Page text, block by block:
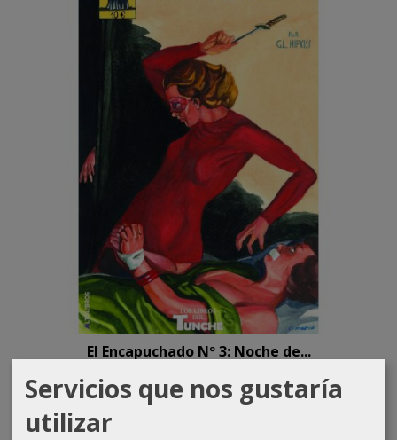
El Encapuchado Nº 3: Noche de...
9,50 € 10,00 €
Servicios que nos gustaría
utilizar